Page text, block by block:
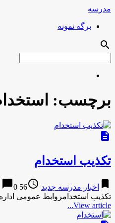
مدرسه
برگه نمونه
search
برچسب:
description
تکذیب استخدام
bookmark اخبار مدرسه جدید access_time
56 years ago
chat_bubble0
تکذیب استخدامروابط عمومی
View article...